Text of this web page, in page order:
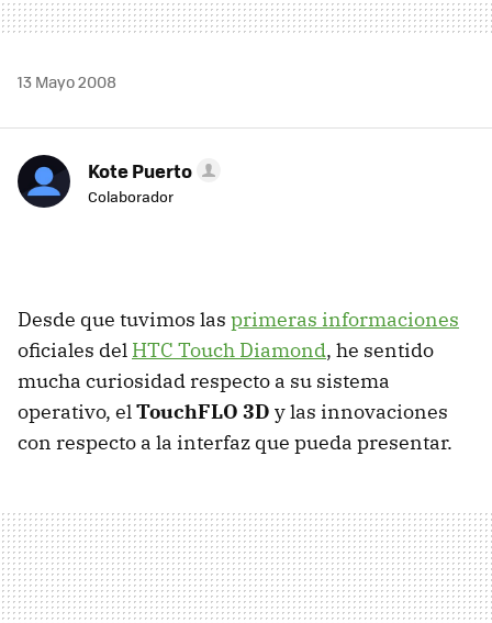
13 Mayo 2008
Kote Puerto
Colaborador
Desde que tuvimos las primeras informaciones
oficiales del HTC Touch Diamond, he sentido
mucha curiosidad respecto a su sistema
operativo, elTouchFLO 3D y las innovaciones
con respecto a la interfaz que pueda presentar.